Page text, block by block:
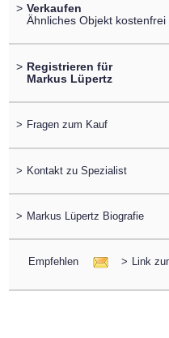
> Verkaufen
Ähnliches Objekt
> Registrieren für
Markus Lüpertz
> Fragen zum Kauf
> Kontakt zu Spezialist
> Markus Lüpertz Biografie
Empfehlen > Link